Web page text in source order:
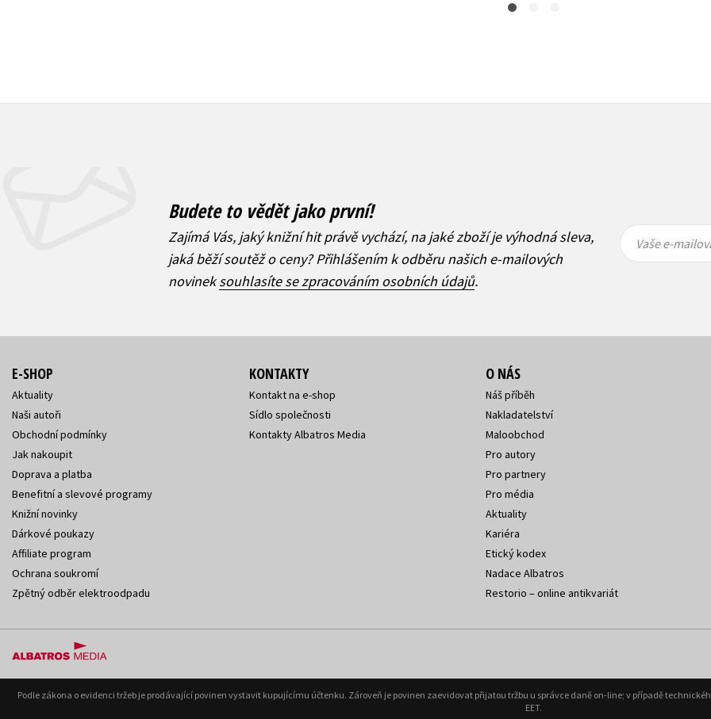
Budete to vědět jako první!
Zajímá Vás, jaký knižní hit právě vychází, na jaké zboží je výhodná sleva,
jaká běží soutěž o ceny? Přihlášením k odběru našich e-mailových
novineksouhlasíte se zpracováním osobních údajů.
mailová
mailová
Vaše e-
E-SHOP
Aktuality
Naši autoři
Obchodní podmínky
Jak nakoupit
Doprava a platba
Benefitní a slevové programy
Knižní novinky
Dárkové poukazy
Affiliate program
Ochrana soukromí
Zpětný odběr elektroodpadu
KONTAKTY
Kontakt na e-shop
Sídlo společnosti
Kontakty Albatros Media
O NÁS
Náš příběh
Nakladatelství
Maloobchod
Pro autory
Pro partnery
Pro média
Aktuality
Kariéra
Etický kodex
Nadace Albatros
Restorio – online antikvariát
Podle zákona o evidenci tržeb je prodávající povinen vystavit kupujícímu účtenku. Zároveň je povinen zaevidovat přijatou tržbu u správce daně on-line; v případě
EET.